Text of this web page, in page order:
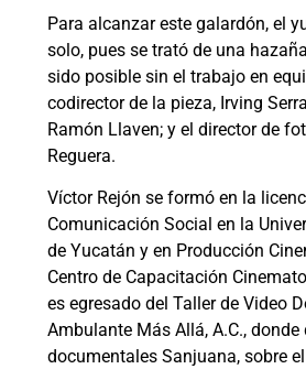
Para alcanzar este galardón, el
solo, pues se trató de una
sido posible sin el trabajo en
codirector de la pieza, Irving
Ramón Llaven; y el director de
Reguera.
Víctor Rejón se formó en la
Comunicación Social en la
de Yucatán y en Producción
Centro de Capacitación
es egresado del Taller de Video
Ambulante Más Allá, A.C.,
documentales Sanjuana, sobre